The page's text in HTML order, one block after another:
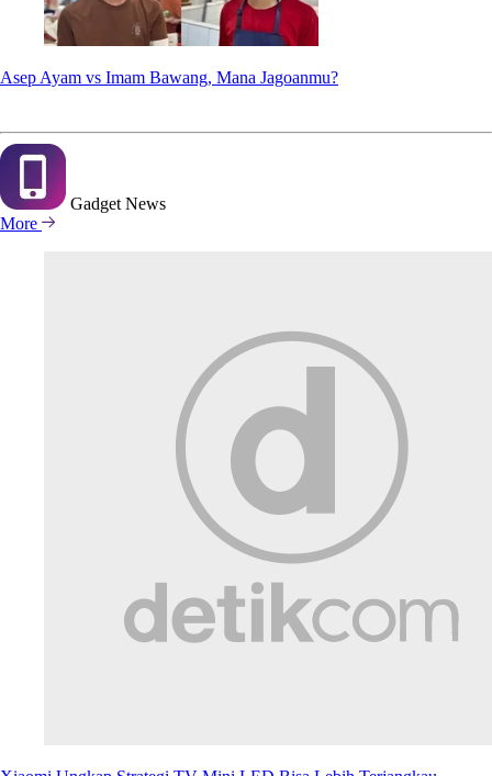
Asep Ayam vs Imam Bawang, Mana Jagoanmu?
Gadget News
More